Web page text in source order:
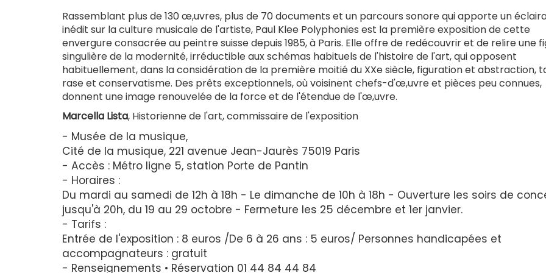
Rassemblant plus de 130 œ,uvres, plus de 70 documents et un parcours sonore qui apporte un
inédit sur la culture musicale de l'artiste, Paul Klee Polyphonies est la première exposition de cette
envergure consacrée au peintre suisse depuis 1985, à Paris. Elle offre de redécouvrir et de relire une
singulière de la modernité, irréductible aux schémas habituels de l'histoire de l'art, qui opposent
habituellement, dans la considération de la première moitié du XXe siècle, figuration et abstraction,
rase et conservatisme. Des prêts exceptionnels, où voisinent chefs-d'œ,uvre et pièces peu connues,
donnent une image renouvelée de la force et de l'étendue de l'œ,uvre.
Marcella Lista, Historienne de l'art, commissaire de l'exposition
- Musée de la musique,
Cité de la musique, 221 avenue Jean-Jaurès 75019 Paris
- Accès : Métro ligne 5, station Porte de Pantin
- Horaires :
Du mardi au samedi de 12h à 18h - Le dimanche de 10h à 18h - Ouverture les soirs de
jusqu'à 20h, du 19 au 29 octobre - Fermeture les 25 décembre et 1er janvier.
- Tarifs :
Entrée de l'exposition : 8 euros /De 6 à 26 ans : 5 euros/ Personnes handicapées et
accompagnateurs : gratuit
- Renseignements • Réservation 01 44 84 44 84